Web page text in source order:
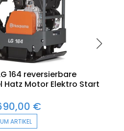
164 reversierbare
Hatz Motor Elektro Start
€
ARTIKEL